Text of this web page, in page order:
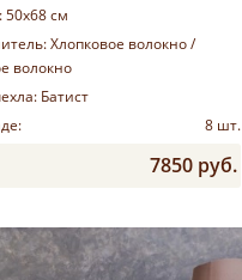
50х68 см
Хлопковое волокно /
волокно
Батист
8 шт.
7850 руб.